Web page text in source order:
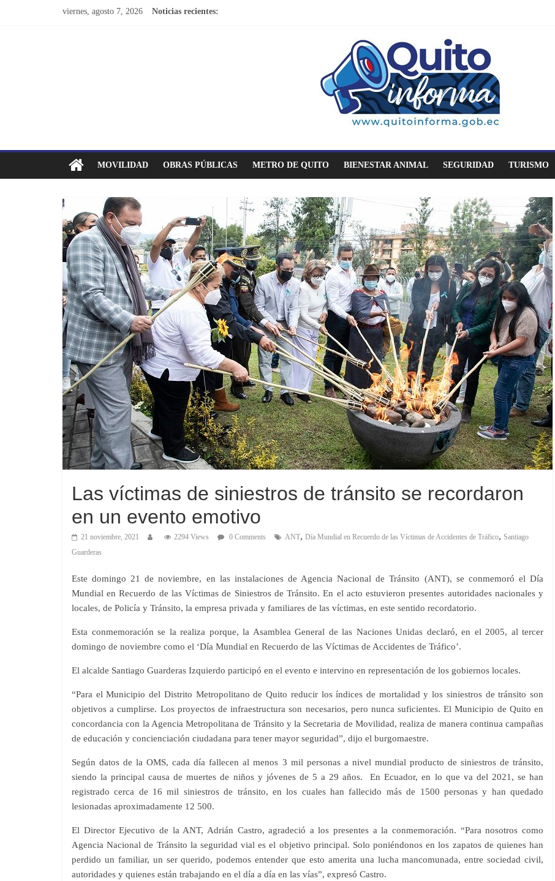
viernes, agosto 7, 2026 Noticias recientes:
MOVILIDAD OBRAS PÚBLICAS METRO DE QUITO BIENESTAR ANIMAL SEGURIDAD TURISMO
Las víctimas de siniestros de tránsito se recordaron
en un evento emotivo
21 noviembre, 2021 2294 Views 0 Comments ANT, Día Mundial en Recuerdo de las Víctimas de Accidentes de Tráfico, Santiago
Guarderas
Este domingo 21 de noviembre, en las instalaciones de Agencia Nacional de Tránsito (ANT), se conmemoró el Día
Mundial en Recuerdo de las Víctimas de Siniestros de Tránsito. En el acto estuvieron presentes autoridades nacionales y
locales, de Policía y Tránsito, la empresa privada y familiares de las víctimas, en este sentido recordatorio.
Esta conmemoración se la realiza porque, la Asamblea General de las Naciones Unidas declaró, en el 2005, al tercer
domingo de noviembre como el ‘Día Mundial en Recuerdo de las Víctimas de Accidentes de Tráfico’.
El alcalde Santiago Guarderas Izquierdo participó en el evento e intervino en representación de los gobiernos locales.
“Para el Municipio del Distrito Metropolitano de Quito reducir los índices de mortalidad y los siniestros de tránsito son
objetivos a cumplirse. Los proyectos de infraestructura son necesarios, pero nunca suficientes. El Municipio de Quito en
concordancia con la Agencia Metropolitana de Tránsito y la Secretaria de Movilidad, realiza de manera continua campañas
de educación y concienciación ciudadana para tener mayor seguridad”, dijo el burgomaestre.
Según datos de la OMS, cada día fallecen al menos 3 mil personas a nivel mundial producto de siniestros de tránsito,
siendo la principal causa de muertes de niños y jóvenes de 5 a 29 años. En Ecuador, en lo que va del 2021, se han
registrado cerca de 16 mil siniestros de tránsito, en los cuales han fallecido más de 1500 personas y han quedado
lesionadas aproximadamente 12 500.
El Director Ejecutivo de la ANT, Adrián Castro, agradeció a los presentes a la conmemoración. “Para nosotros como
Agencia Nacional de Tránsito la seguridad vial es el objetivo principal. Solo poniéndonos en los zapatos de quienes han
perdido un familiar, un ser querido, podemos entender que esto amerita una lucha mancomunada, entre sociedad civil,
autoridades y quienes están trabajando en el día a día en las vías”, expresó Castro.